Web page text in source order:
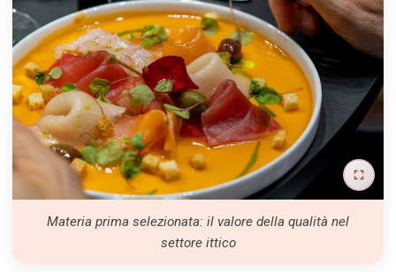
Materia prima selezionata: il valore della qualità nel
settore ittico